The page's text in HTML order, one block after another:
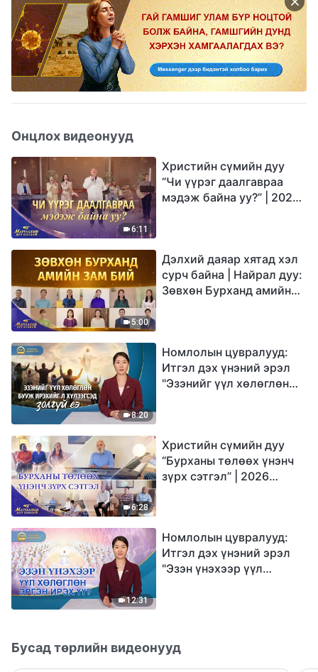
Онцлох видеонууд
6:11
Христийн сүмийн дуу
“Чи үүрэг даалгавраа
мэдэж байна уу?” | 2026
5:00
Дэлхий даяар хятад хэл
сурч байна | Найрал дуу:
Зөвхөн Бурханд амийн
8:20
Номлолын цувралууд:
Итгэл дэх үнэний эрэл
"Эзэнийг үүл хөлөглөн
6:28
Христийн сүмийн дуу
“Бурханы төлөөх үнэнч
зүрх сэтгэл” | 2026
12:31
Номлолын цувралууд:
Итгэл дэх үнэний эрэл
"Эзэн үнэхээр үүл
Бусад төрлийн видеонууд